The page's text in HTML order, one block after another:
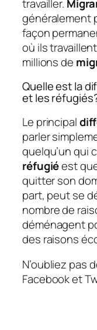
travailler.
généralement
façon
où ils
millions de
Quelle est la
et les
Le principal
parler
quelqu’un qui
réfugiéest
quitter son
part, peut se
nombre de
déménagent
des raisons
N’oubliez pas
Facebook et